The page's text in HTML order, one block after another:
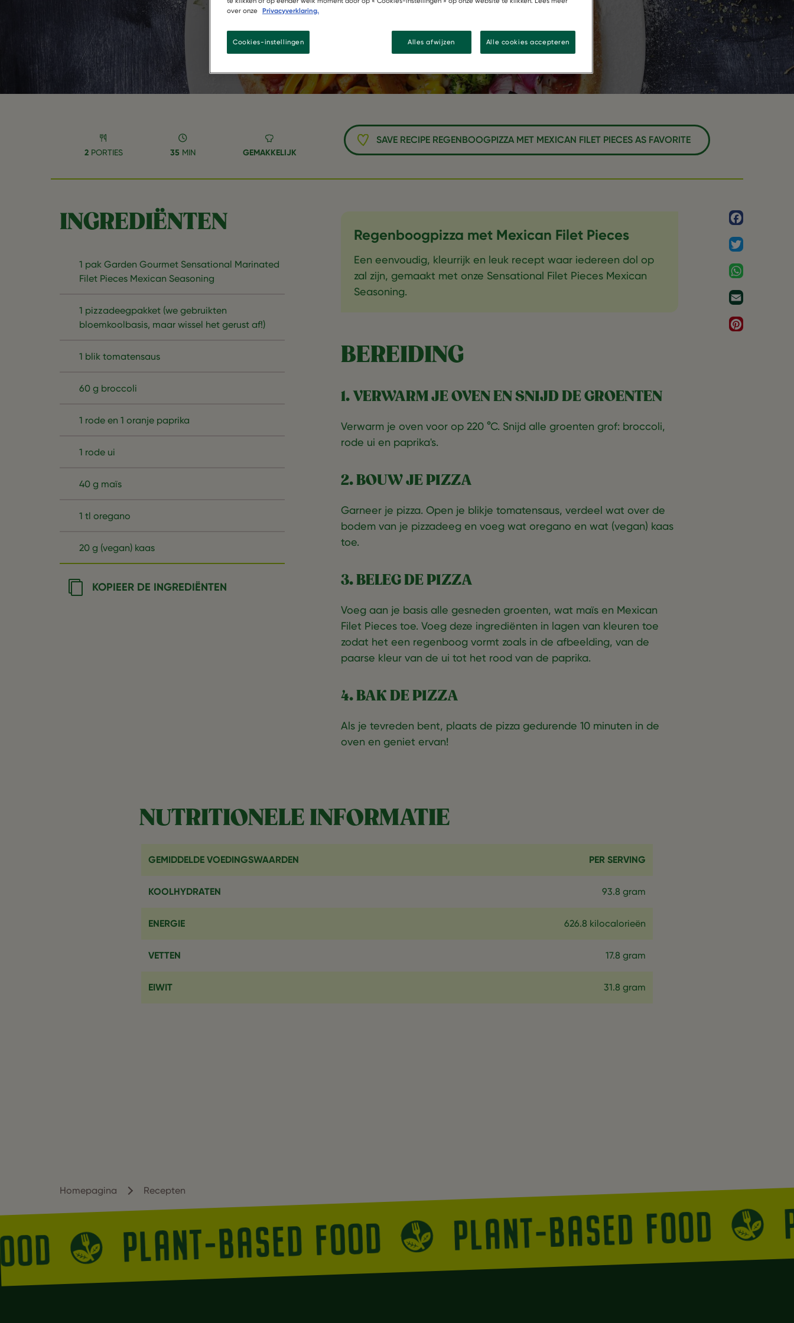
2 PORTIES 35 MIN GEMAKKELIJK
SAVE RECIPE REGENBOOGPIZZA MET MEXICAN FILET PIECES AS FAVORITE
INGREDIËNTEN
1 pak Garden Gourmet Sensational Marinated
Filet Pieces Mexican Seasoning
1 pizzadeegpakket (we gebruikten
bloemkoolbasis, maar wissel het gerust af!)
1 blik tomatensaus
60 g broccoli
1 rode en 1 oranje paprika
1 rode ui
40 g maïs
1 tl oregano
20 g (vegan) kaas
KOPIEER DE INGREDIËNTEN
Regenboogpizza met Mexican Filet Pieces
Een eenvoudig, kleurrijk en leuk recept waar iedereen dol op
zal zijn, gemaakt met onze Sensational Filet Pieces Mexican
Seasoning.
BEREIDING
1. VERWARM JE OVEN EN SNIJD DE GROENTEN
Verwarm je oven voor op 220 °C. Snijd alle groenten grof: broccoli,
rode ui en paprika's.
2. BOUW JE PIZZA
Garneer je pizza. Open je blikje tomatensaus, verdeel wat over de
bodem van je pizzadeeg en voeg wat oregano en wat (vegan) kaas
toe.
3. BELEG DE PIZZA
Voeg aan je basis alle gesneden groenten, wat maïs en Mexican
Filet Pieces toe. Voeg deze ingrediënten in lagen van kleuren toe
zodat het een regenboog vormt zoals in de afbeelding, van de
paarse kleur van de ui tot het rood van de paprika.
4. BAK DE PIZZA
Als je tevreden bent, plaats de pizza gedurende 10 minuten in de
oven en geniet ervan!
NUTRITIONELE INFORMATIE
GEMIDDELDE VOEDINGSWAARDEN PER SERVING
KOOLHYDRATEN 93.8 gram
ENERGIE 626.8 kilocalorieën
VETTEN 17.8 gram
EIWIT 31.8 gram
Homepagina Recepten
PLANT-BASED FOOD PLANT-BASED FOOD
over onze Privacyverklaring.
Cookies-instellingen Alles afwijzen Alle cookies accepteren